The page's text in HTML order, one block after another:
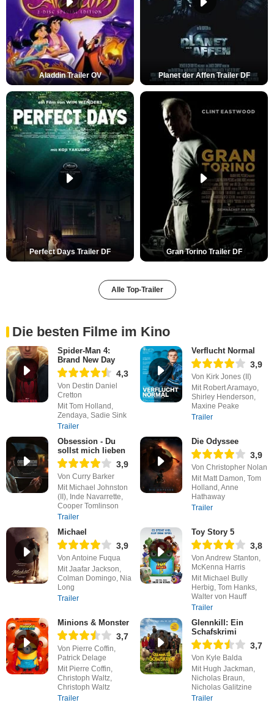
Aladdin Trailer OV Planet der Affen Trailer DF
Perfect Days Trailer DF Gran Torino Trailer DF
Alle Top-Trailer
Die besten Filme im Kino
Spider-Man 4:
Brand New Day
4,3
Von Destin Daniel
Cretton
Mit Tom Holland,
Zendaya, Sadie Sink
Trailer
Verflucht Normal
3,9
Von Kirk Jones (II)
Mit Robert Aramayo,
Shirley Henderson,
Maxine Peake
Trailer
Obsession - Du
sollst mich lieben
3,9
Von Curry Barker
Mit Michael Johnston
(II), Inde Navarrette,
Cooper Tomlinson
Trailer
Die Odyssee
3,9
Von Christopher Nolan
Mit Matt Damon, Tom
Holland, Anne
Hathaway
Trailer
Michael
3,9
Von Antoine Fuqua
Mit Jaafar Jackson,
Colman Domingo, Nia
Long
Trailer
Toy Story 5
3,8
Von Andrew Stanton,
McKenna Harris
Mit Michael Bully
Herbig, Tom Hanks,
Walter von Hauff
Trailer
Minions & Monster
3,7
Von Pierre Coffin,
Patrick Delage
Mit Pierre Coffin,
Christoph Waltz,
Christoph Waltz
Trailer
Glennkill: Ein
Schafskrimi
3,7
Von Kyle Balda
Mit Hugh Jackman,
Nicholas Braun,
Nicholas Galitzine
Trailer